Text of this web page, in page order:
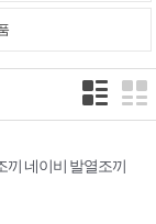
끼 네이비 발열조끼